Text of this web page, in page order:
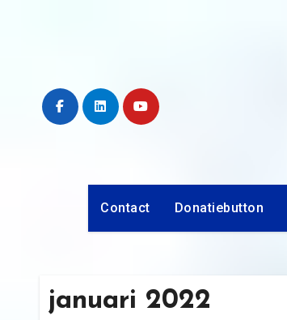
Contact Donatiebutton
januari 2022